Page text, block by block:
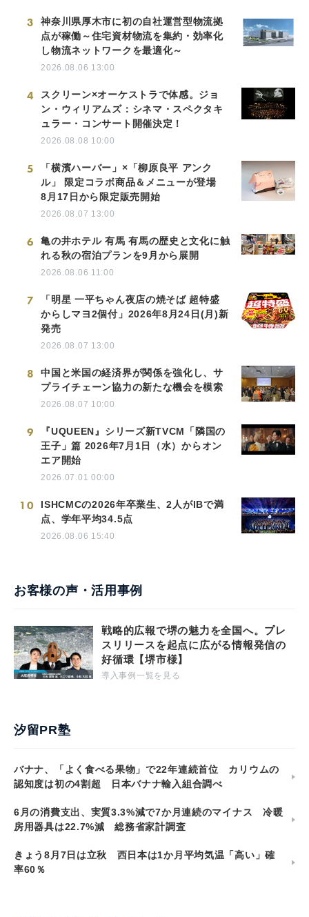
3
神奈川県厚木市に初の自社運営型物流拠
点が稼働～住宅資材物流を集約・効率化
し物流ネットワークを最適化～
2026.08.06 13:00
4
スクリーン×オーケストラで体感。ジョ
ン・ウィリアムズ：シネマ・スペクタキ
ュラー・コンサート開催決定！
2026.08.08 10:00
5
「横濱ハーバー」×「柳原良平 アンク
ル」 限定コラボ商品＆メニューが登場
8月17日から限定販売開始
2026.08.07 13:00
6
亀の井ホテル 有馬 有馬の歴史と文化に触
れる秋の宿泊プランを9月から展開
2026.08.06 11:00
7
「明星 一平ちゃん夜店の焼そば 超特盛
からしマヨ2個付」2026年8月24日(月)新
発売
2026.08.07 13:00
8
中国と米国の経済界が関係を強化し、サ
プライチェーン協力の新たな機会を模索
2026.08.07 10:00
9
『UQUEEN』シリーズ新TVCM「隣国の
王子」篇 2026年7月1日（水）からオン
エア開始
2026.07.01 00:00
10
ISHCMCの2026年卒業生、2人がIBで満
点、学年平均34.5点
2026.08.06 15:40
お客様の声・活用事例
戦略的広報で堺の魅力を全国へ。プレ
スリリースを起点に広がる情報発信の
好循環【堺市様】
導入事例一覧を見る
汐留PR塾
バナナ、「よく食べる果物」で22年連続首位 カリウムの
認知度は初の4割超 日本バナナ輸入組合調べ
6月の消費支出、実質3.3%減で7か月連続のマイナス 冷暖
房用器具は22.7%減 総務省家計調査
きょう8月7日は立秋 西日本は1か月平均気温「高い」確
率60％